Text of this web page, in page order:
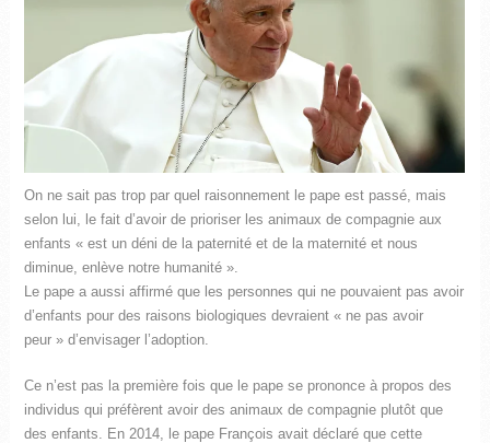
On ne sait pas trop par quel raisonnement le pape est passé, mais
selon lui, le fait d’avoir de prioriser les animaux de compagnie aux
enfants « est un déni de la paternité et de la maternité et nous
diminue, enlève notre humanité ».
Le pape a aussi affirmé que les personnes qui ne pouvaient pas avoir
d’enfants pour des raisons biologiques devraient « ne pas avoir
peur » d’envisager l’adoption.
Ce n’est pas la première fois que le pape se prononce à propos des
individus qui préfèrent avoir des animaux de compagnie plutôt que
des enfants. En 2014, le pape François avait déclaré que cette